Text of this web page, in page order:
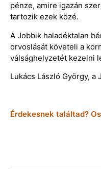
pénze, amire igazán
tartozik ezek közé.
A Jobbik haladéktalan
orvoslását követeli a
válsághelyzetét kezelni
Lukács László György,
Érdekesnek találtad?